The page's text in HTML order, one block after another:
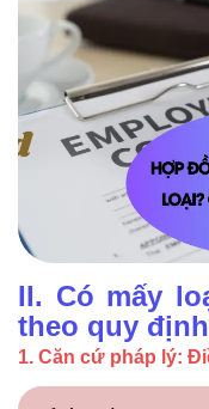
II. Có mấy
theo quy
1. Căn cứ pháp lý: